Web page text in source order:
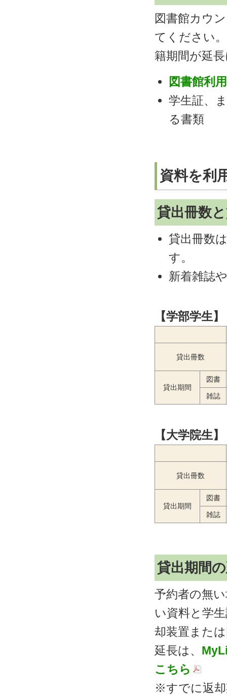
図書館カウ
てください
籍期間が延
図書館利
学生証、
る書類
資料を利
貸出冊数
貸出冊数
す。
新着雑誌
【学部学生】
貸出冊数
貸出期間
図書
雑誌
【大学院生】
貸出冊数
貸出期間
図書
雑誌
貸出期間
予約者の無
い資料と学
却装置また
延長は、
こちら
※すでに返却